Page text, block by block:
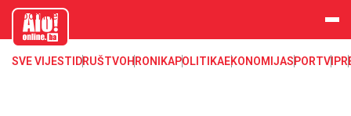
aloonline.b
SVE VIJESTI DRUŠTVOHRONIKAPOLITIKAEKONOMIJASPORTVIP